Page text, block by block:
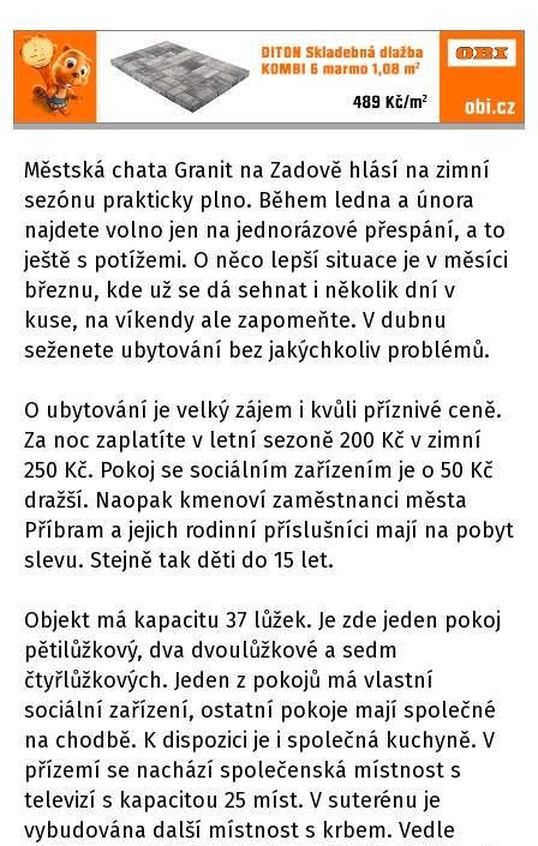
Městská chata Granit na Zadově hlásí na zimní
sezónu prakticky plno. Během ledna a února
najdete volno jen na jednorázové přespání, a to
ještě s potížemi. O něco lepší situace je v měsíci
březnu, kde už se dá sehnat i několik dní v
kuse, na víkendy ale zapomeňte. V dubnu
seženete ubytování bez jakýchkoliv problémů.
O ubytování je velký zájem i kvůli příznivé ceně.
Za noc zaplatíte v letní sezoně 200 Kč v zimní
250 Kč. Pokoj se sociálním zařízením je o 50 Kč
dražší. Naopak kmenoví zaměstnanci města
Příbram a jejich rodinní příslušníci mají na pobyt
slevu. Stejně tak děti do 15 let.
Objekt má kapacitu 37 lůžek. Je zde jeden pokoj
pětilůžkový, dva dvoulůžkové a sedm
čtyřlůžkových. Jeden z pokojů má vlastní
sociální zařízení, ostatní pokoje mají společné
na chodbě. K dispozici je i společná kuchyně. V
přízemí se nachází společenská místnost s
televizí s kapacitou 25 míst. V suterénu je
vybudována další místnost s krbem. Vedle